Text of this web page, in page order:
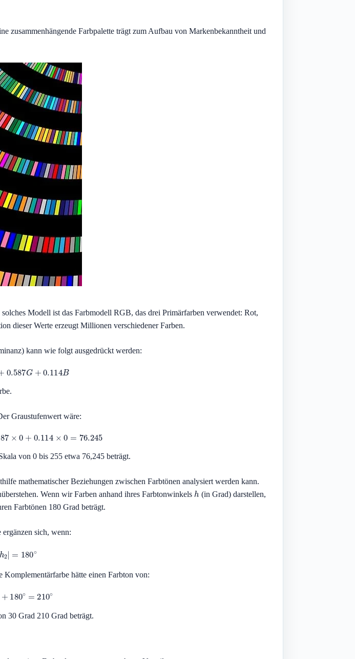
zusammenhängende Farbpalette trägt zum Aufbau von Markenbekanntheit und
Modell ist das Farbmodell RGB, das drei Primärfarben verwendet: Rot,
dieser Werte erzeugt Millionen verschiedener Farben.
kann wie folgt ausgedrückt werden:
+ 0.587G+ 0.114B
Graustufenwert wäre:
× 0+ 0.114×0 = 76.245
von 0 bis 255 etwa 76,245 beträgt.
mathematischer Beziehungen zwischen Farbtönen analysiert werden kann.
Wenn wir Farben anhand ihres Farbtonwinkels h (in Grad) darstellen,
Farbtönen 180 Grad beträgt.
ergänzen sich, wenn:
–h 2 180∘
hätte einen Farbton von:
+ 180∘= 210∘
30 Grad 210 Grad beträgt.